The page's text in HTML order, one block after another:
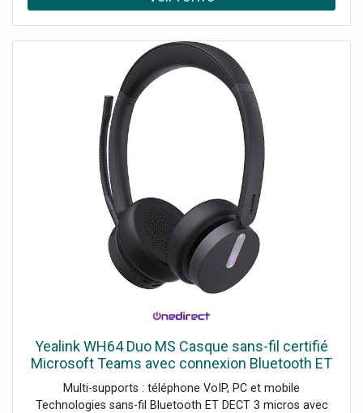
Yealink WH64 Duo MS Casque sans-fil certifié
Microsoft Teams avec connexion Bluetooth ET
DECT qui s'adapte à tous les scénarios de
travail : bureau,
Multi-supports : téléphone VoIP, PC et mobile
Technologies sans-fil Bluetooth ET DECT 3 micros avec